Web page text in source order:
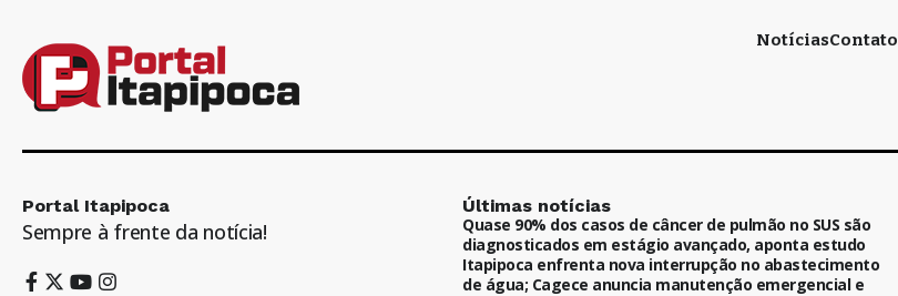
NotíciasContato
Portal Itapipoca
Sempre à frente da notícia!
Últimas notícias
Quase 90% dos casos de câncer de pulmão no SUS são
diagnosticados em estágio avançado, aponta estudo
Itapipoca enfrenta nova interrupção no abastecimento
de água; Cagece anuncia manutenção emergencial e